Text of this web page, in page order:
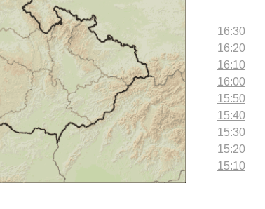
16:30
16:20
16:10
16:00
15:50
15:40
15:30
15:20
15:10